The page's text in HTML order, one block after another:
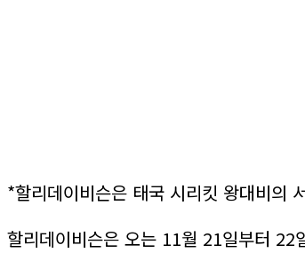
*할리데이비슨은 태국 시리킷 왕대비의
할리데이비슨은 오는 11월 21일부터